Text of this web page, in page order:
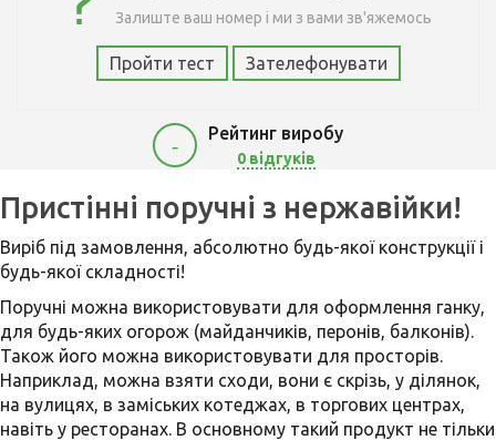
Залиште ваш номер і ми з вами зв'яжемось
Пройти тест Зателефонувати
-
Рейтинг виробу
0 відгуків
650
Пристінні поручні з нержавійки!
Виріб під замовлення, абсолютно будь-якої конструкції і
будь-якої складності!
Поручні можна використовувати для оформлення ганку,
для будь-яких огорож (майданчиків, перонів, балконів).
Також його можна використовувати для просторів.
Наприклад, можна взяти сходи, вони є скрізь, у ділянок,
на вулицях, в заміських котеджах, в торгових центрах,
навіть у ресторанах. В основному такий продукт не тільки